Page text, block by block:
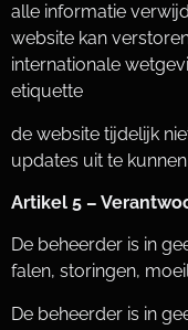
alle informatie
website kan
internationale
etiquette
de website tijdelijk
updates uit te
Artikel 5 –
De beheerder is in
falen, storingen,
De beheerder is in